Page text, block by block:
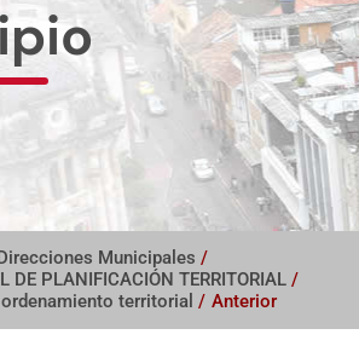
Municipales /
DE PLANIFICACIÓN TERRITORIAL /
territorial / Anterior